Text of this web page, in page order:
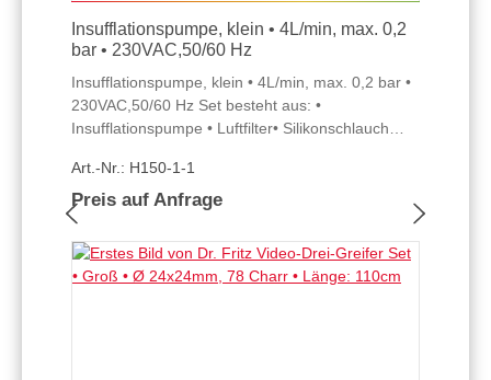
Insufflationspumpe, klein • 4L/min, max. 0,2
bar • 230VAC,50/60 Hz
Insufflationspumpe, klein • 4L/min, max. 0,2 bar •
230VAC,50/60 Hz Set besteht aus: •
Insufflationspumpe • Luftfilter• Silikonschlauch
Art.-Nr.: H150-1-1
Preis auf Anfrage